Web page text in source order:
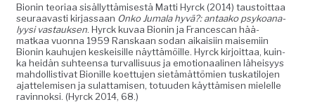
Bion­in teo­ri­aa sisäl­lyt­tämis­es­tä Mat­ti Hyr­ck (2014) taus­toit­taa
seu­raavasti kir­jas­saan Onko Jumala hyvä?: antaako psyko­ana­
lyysi vas­tauk­sen. Hyr­ck kuvaa Bion­in ja Frances­can hää­
matkaa vuon­na 1959 Ran­skaan sodan aikaisi­in maisemi­in
Bion­in kauhu­jen keskeisille näyt­tämöille. Hyr­ck kir­joit­taa, kuin­
ka hei­dän suh­teen­sa tur­val­lisu­us ja emo­tion­aa­li­nen läheisyys
mah­dol­lis­ti­vat Bion­ille koet­tu­jen sietämät­tömien tuskatilo­jen
ajat­telemisen ja sulat­tamisen, totu­u­den käyt­tämisen mielelle
ravin­nok­si. (Hyr­ck 2014, 68.)